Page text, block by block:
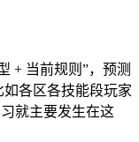
+ 当前规则”，预测
各区各技能段玩家
就主要发生在这